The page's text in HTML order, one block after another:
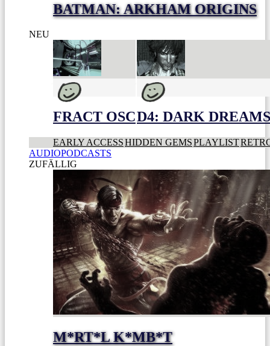
BATMAN: ARKHAM ORIGINS
NEU
FRACT OSCD4: DARK
EARLY ACCESSHIDDEN GEMSPLAYLIST
AUDIOPODCASTS
ZUFÄLLIG
M*RT*L K*MB*T